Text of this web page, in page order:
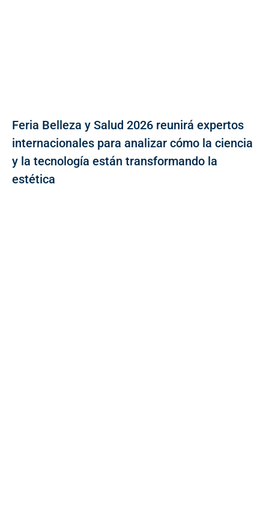
Feria Belleza y Salud 2026 reunirá expertos
internacionales para analizar cómo la ciencia
y la tecnología están transformando la
estética